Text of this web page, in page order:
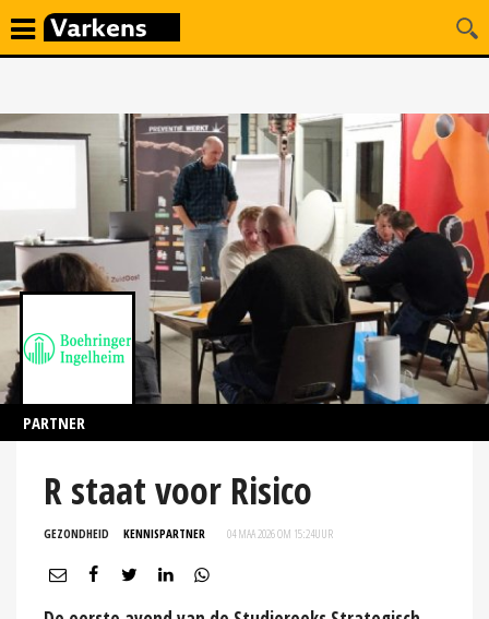
PARTNER
R staat voor Risico
GEZONDHEID KENNISPARTNER 04 MAA 2026 OM 15:24UUR